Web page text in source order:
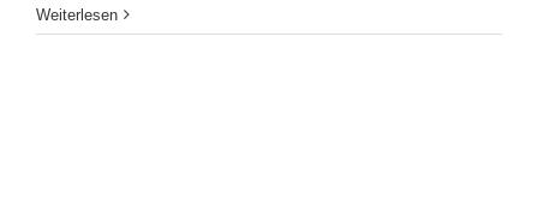
5
Tipps
Weiterlesen